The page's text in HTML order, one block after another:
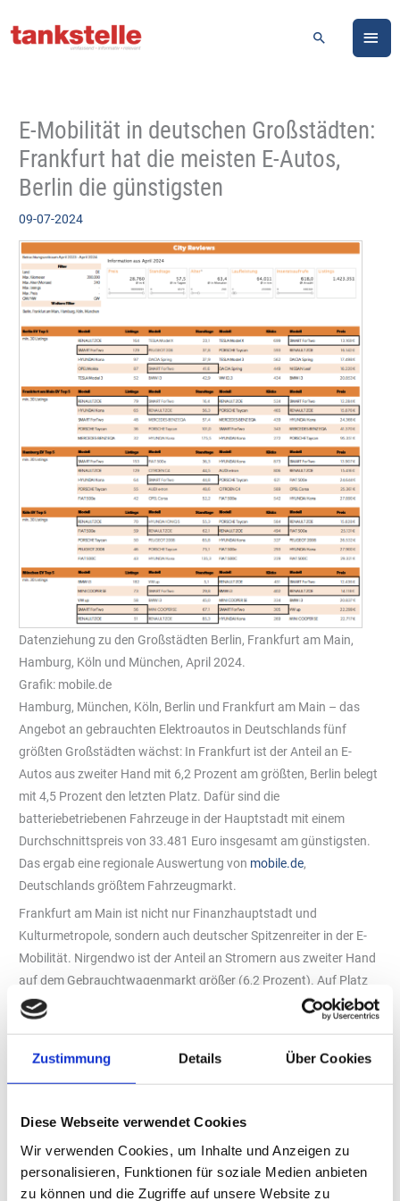
Zustimmung Details Über Cookies
Diese Webseite verwendet Cookies
Wir verwenden Cookies, um Inhalte und Anzeigen zu
personalisieren, Funktionen für soziale Medien anbieten
zu können und die Zugriffe auf unsere Website zu
Inhalt
Suchen
E-Mobilität in deutschen Großstädten:
Frankfurt hat die meisten E-Autos,
Berlin die günstigsten
09-07-2024
Datenziehung zu den Großstädten Berlin, Frankfurt am Main,
Hamburg, Köln und München, April 2024.
Grafik: mobile.de
Hamburg, München, Köln, Berlin und Frankfurt am Main – das
Angebot an gebrauchten Elektroautos in Deutschlands fünf
größten Großstädten wächst: In Frankfurt ist der Anteil an E-
Autos aus zweiter Hand mit 6,2 Prozent am größten, Berlin belegt
mit 4,5 Prozent den letzten Platz. Dafür sind die
batteriebetriebenen Fahrzeuge in der Hauptstadt mit einem
Durchschnittspreis von 33.481 Euro insgesamt am günstigsten.
Das ergab eine regionale Auswertung von mobile.de,
Deutschlands größtem Fahrzeugmarkt.
Frankfurt am Main ist nicht nur Finanzhauptstadt und
Kulturmetropole, sondern auch deutscher Spitzenreiter in der E-
Mobilität. Nirgendwo ist der Anteil an Stromern aus zweiter Hand
auf dem Gebrauchtwagenmarkt größer (6,2 Prozent). Auf Platz
zwei folgt Hamburg mit 6,1 Prozent, auf Platz drei Köln mit
5,8 Prozent. München (5,3 Prozent) und Berlin (4,5 Prozent)
geht nach oben. So liegen Frankfurt und Köln nicht nur über dem
Durchschnitt des deutschen Gesamtmarktes, beide Städte
verzeichnen außerdem einen Aufwärtstrend: Während in der
Mainmetropole 67,9 Prozent mehr E-Autos im Vergleich zum